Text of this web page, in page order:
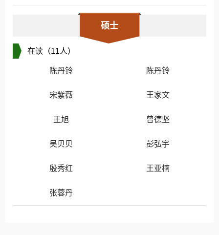
硕士
在读（11人）
陈丹铃 陈丹铃
宋紫薇 王家文
王旭 曾德坚
吴贝贝 彭弘宇
殷秀红 王亚楠
张蓉丹